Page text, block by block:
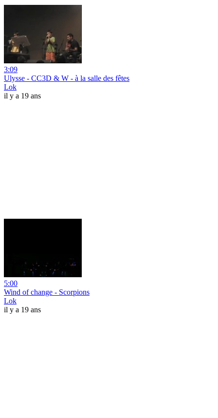
3:09
Ulysse - CC3D & W - à la salle des fêtes
Lok
il y a 19 ans
5:00
Wind of change - Scorpions
Lok
il y a 19 ans